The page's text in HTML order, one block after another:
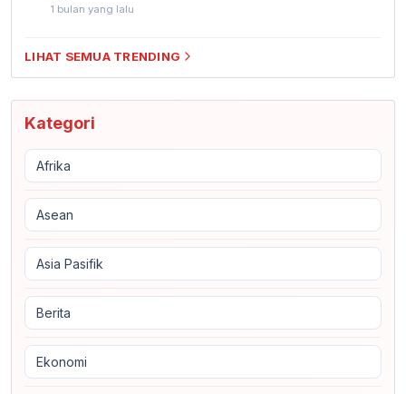
1 bulan yang lalu
LIHAT SEMUA TRENDING
Kategori
Afrika
Asean
Asia Pasifik
Berita
Ekonomi